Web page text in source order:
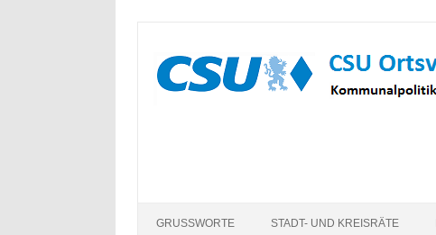
GRUSSWORTE STADT- UND KREISRÄTE